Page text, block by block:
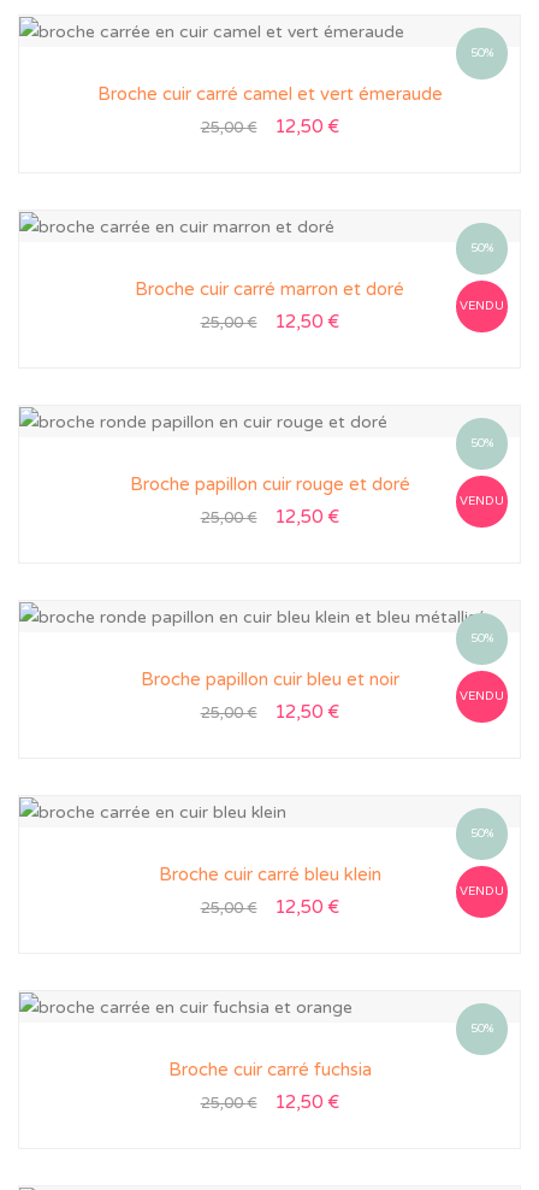
50%
Broche cuir carré camel et vert émeraude
25,00€ 12,50 €
50%
VENDU
Broche cuir carré marron et doré
25,00€ 12,50 €
50%
VENDU
Broche papillon cuir rouge et doré
25,00€ 12,50 €
50%
VENDU
Broche papillon cuir bleu et noir
25,00€ 12,50 €
50%
VENDU
Broche cuir carré bleu klein
25,00€ 12,50 €
50%
Broche cuir carré fuchsia
25,00€ 12,50 €